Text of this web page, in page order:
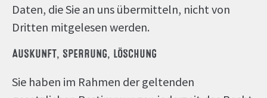
Daten, die Sie an uns übermitteln, nicht von
Dritten mitgelesen werden.
AUSKUNFT, SPERRUNG, LÖSCHUNG
Sie haben im Rahmen der geltenden